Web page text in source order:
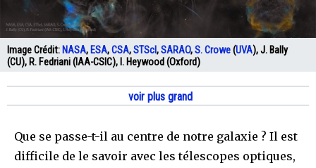
Image Crédit:NASA,ESA,CSA,STScI,SARAO,S. Crowe(UVA), J. Bally
(CU), R. Fedriani (IAA-CSIC), I. Heywood (Oxford)
voir plus grand
Que se passe-t-il au centre de notre galaxie ? Il est
difficile de le savoir avec les télescopes optiques,